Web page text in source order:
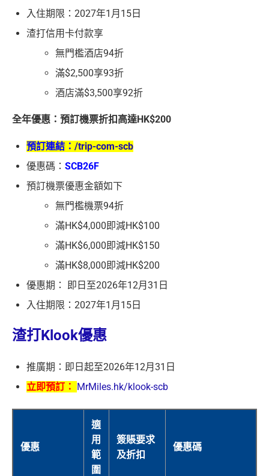
入住期限：2027年1月15日
渣打信用卡付款享
無門檻酒店94折
滿$2,500享93折
酒店滿$3,500享92折
全年優惠：預訂機票折扣高達HK$200
預訂連結： /trip-com-scb
優惠碼： SCB26F
預訂機票優惠金額如下
無門檻機票94折
滿HK$4,000即減HK$100
滿HK$6,000即減HK$150
滿HK$8,000即減HK$200
優惠期： 即日至2026年12月31日
入住期限：2027年1月15日
渣打Klook優惠
推廣期：即日起至2026年12月31日
立即預訂： MrMiles.hk/klook-scb
優惠
適
用
範
圍
簽賬要求
及折扣
優惠碼